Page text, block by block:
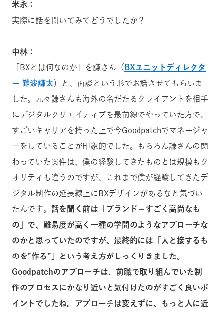
米永：
実際に話を聞いてみてどうでしたか？
中林：
「BXとは何なのか」を謙さん（ BXユニットディレクタ
ー 難波謙太）と、面談という形でお話させてもらいま
した。元々謙さんも海外の名だたるクライアントを相手
にデジタルクリエイティブを最前線でやっていた方で、
すごいキャリアを持った上で今Goodpatchでマネージャ
ーをしていることが印象的でした。もちろん謙さんの関
わっていた案件は、僕の経験してきたものとは規模もク
オリティも違うのですが、これまで僕が経験してきたデ
ジタル制作の延長線上にBXデザインがあるなと気づい
たんです。 話を聞く前は「ブランド＝すごく高尚なも
の」で、難易度が高く一種の学問のようなアプローチな
のかと思っていたのですが、最終的には「人と接するも
のを”作る”」という考え方がしっくりきました。
Goodpatchのアプローチは、前職で取り組んでいた制
作のプロセスにかなり近いと気付けたのがすごく良いポ
イントでしたね。アプローチは変えずに、もっと人に近